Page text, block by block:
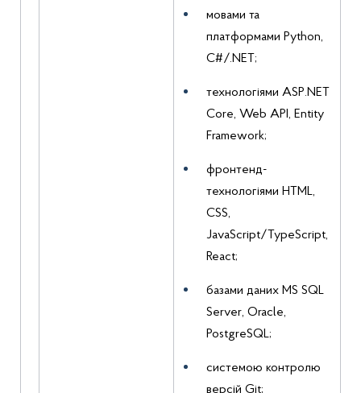
мовами та
платформами Python,
C#/.NET;
технологіями ASP.NET
Core, Web API, Entity
Framework;
фронтенд-
технологіями HTML,
CSS,
JavaScript/TypeScript,
React;
базами даних MS SQL
Server, Oracle,
PostgreSQL;
системою контролю
версій Git;